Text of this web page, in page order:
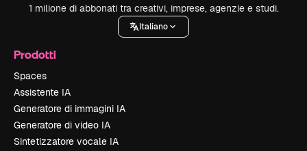
1 milione di abbonati tra creativi, imprese, agenzie e studi.
Italiano
Prodotti
Spaces
Assistente IA
Generatore di immagini IA
Generatore di video IA
Sintetizzatore vocale IA